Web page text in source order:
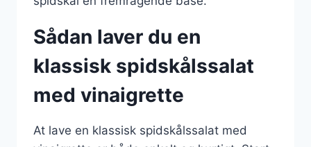
Sådan laver du en
klassisk spidskålssalat
med vinaigrette
At lave en klassisk spidskålssalat med